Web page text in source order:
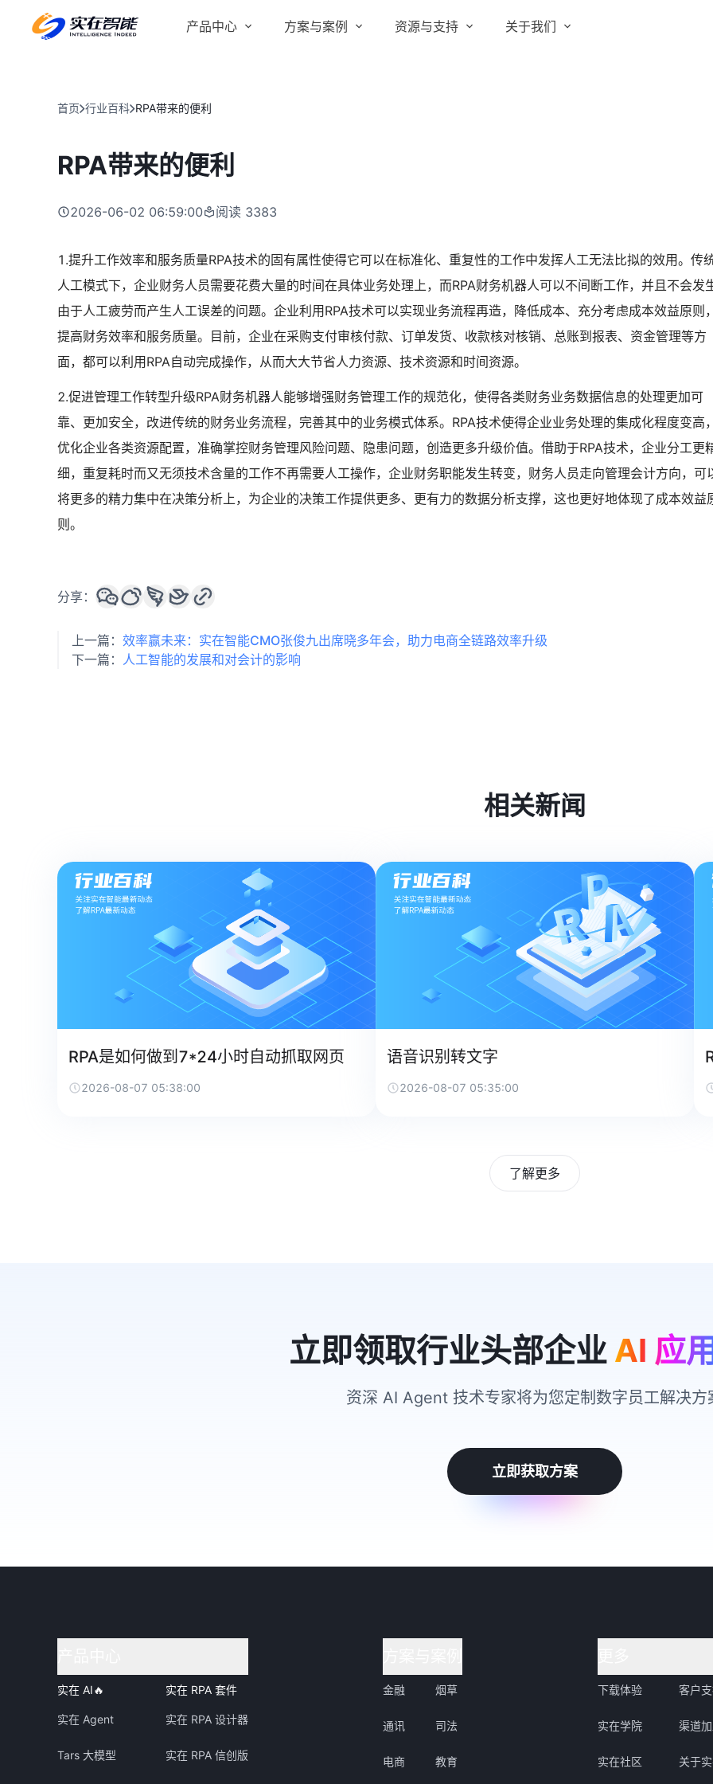
产品中心
实在 Agent
Tars 大模型
自研大模型赋能全系产品
IDP 文档审阅
智能文档审阅平台
实在信创 RPA
全面支持国产信创生态
实在取数宝
一键提数整合，洞察更高效
方案与案例 资源与支持
合作伙伴
客户支持
关于我们
首页 行业百科 RPA带来的便利
RPA带来的便利
2026-06-02 06:59:00 阅读 3383
1.提升工作效率和服务质量RPA技术的固有属性使得它可以在标准化、重复性的工作中发挥人工无法比拟的效用。传
人工模式下，企业财务人员需要花费大量的时间在具体业务处理上，而RPA财务机器人可以不间断工作，并且不会发
由于人工疲劳而产生人工误差的问题。企业利用RPA技术可以实现业务流程再造，降低成本、充分考虑成本效益原则，
提高财务效率和服务质量。目前，企业在采购支付审核付款、订单发货、收款核对核销、总账到报表、资金管理等方
面，都可以利用RPA自动完成操作，从而大大节省人力资源、技术资源和时间资源。
2.促进管理工作转型升级RPA财务机器人能够增强财务管理工作的规范化，使得各类财务业务数据信息的处理更加可
靠、更加安全，改进传统的财务业务流程，完善其中的业务模式体系。RPA技术使得企业业务处理的集成化程度变高，
优化企业各类资源配置，准确掌控财务管理风险问题、隐患问题，创造更多升级价值。借助于RPA技术，企业分工更
细，重复耗时而又无须技术含量的工作不再需要人工操作，企业财务职能发生转变，财务人员走向管理会计方向，可
将更多的精力集中在决策分析上，为企业的决策工作提供更多、更有力的数据分析支撑，这也更好地体现了成本效益
则。
分享：
上一篇： 效率赢未来：实在智能CMO张俊九出席晓多年会，助力电商全链路效率升级
下一篇： 人工智能的发展和对会计的影响
相关新闻
RPA是如何做到7*24小时自动抓取网页
2026-08-07 05:38:00
语音识别转文字
2026-08-07 05:35:00
了解更多
立即领取行业头部企业 AI 应
资深 AI Agent 技术专家将为您定制数字员工解决方
立即获取方案
实在 AI🔥
实在 Agent
Tars 大模型
实在 RPA 套件
实在 RPA 设计器
实在 RPA 信创版
金融
通讯
电商
烟草
司法
教育
下载体验
实在学院
实在社区
客户
渠道
关于